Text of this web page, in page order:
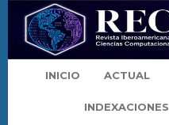
INICIO ACTUAL
INDEXACIONES